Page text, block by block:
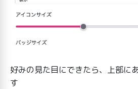
好みの見た目にできたら、上部に
す